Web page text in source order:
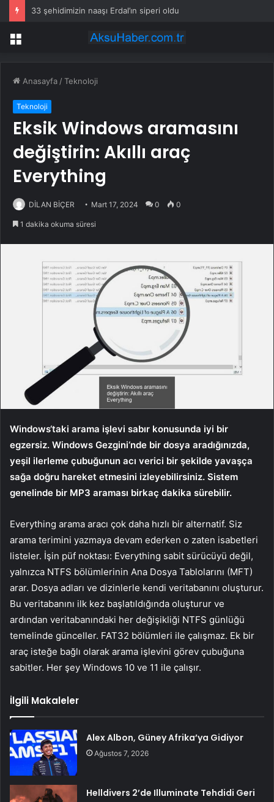
33 şehidimizin naaşı Erdal’ın siperi oldu
Menü
Anasayfa /Teknoloji
Teknoloji
Eksik Windows aramasını
değiştirin: Akıllı araç
Everything
DİLAN BİÇER Mart 17, 2024 0 0
1 dakika okuma süresi
Windows‘taki arama işlevi sabır konusunda iyi bir
egzersiz. Windows Gezgini‘nde bir dosya aradığınızda,
yeşil ilerleme çubuğunun acı verici bir şekilde yavaşça
sağa doğru hareket etmesini izleyebilirsiniz. Sistem
genelinde bir MP3 araması birkaç dakika sürebilir.
Everything arama aracı çok daha hızlı bir alternatif. Siz
arama terimini yazmaya devam ederken o zaten isabetleri
listeler. İşin püf noktası: Everything sabit sürücüyü değil,
yalnızca NTFS bölümlerinin Ana Dosya Tablolarını (MFT)
arar. Dosya adları ve dizinlerle kendi veritabanını oluşturur.
Bu veritabanını ilk kez başlatıldığında oluşturur ve
ardından veritabanındaki her değişikliği NTFS günlüğü
temelinde günceller. FAT32 bölümleri ile çalışmaz. Ek bir
araç isteğe bağlı olarak arama işlevini görev çubuğuna
sabitler. Her şey Windows 10 ve 11 ile çalışır.
İlgili Makaleler
Alex Albon, Güney Afrika’ya Gidiyor
Ağustos 7, 2026
Helldivers 2’de Illuminate Tehdidi Geri